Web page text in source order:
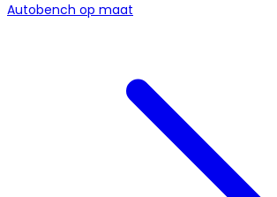
Autobench op maat